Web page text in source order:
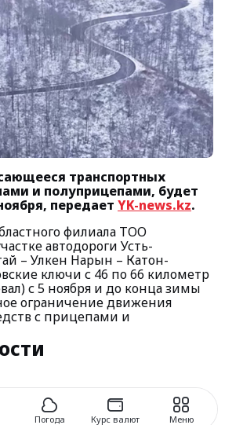
транспортных
и полуприцепами, будет
передает YK-news.kz.
филиала ТОО
автодороги Усть-
– Улкен Нарын – Катон-
ключи с 46 по 66 километр
с 5 ноября и до конца зимы
ограничение движения
с прицепами и
Погода Курс валют Меню